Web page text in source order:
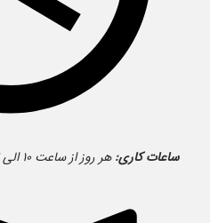
ساعات کاری: هر روز از ساعت ۱۰ الی ۲۲